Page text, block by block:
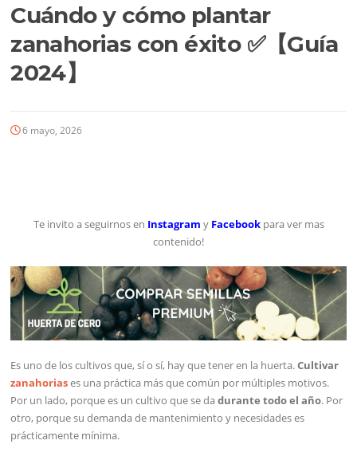
Cuándo y cómo plantar
zanahorias con éxito ✅【Guía
2024】
6 mayo, 2026
Te invito a seguirnos en Instagram y Facebook para ver mas
contenido!
Es uno de los cultivos que, sí o sí, hay que tener en la huerta.Cultivar
zanahoriases una práctica más que común por múltiples motivos.
Por un lado, porque es un cultivo que se dadurante todo el año. Por
otro, porque su demanda de mantenimiento y necesidades es
prácticamente mínima.